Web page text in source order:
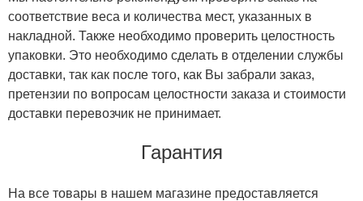
соответствие веса и количества мест, указанных в
накладной. Также необходимо проверить целостность
упаковки. Это необходимо сделать в отделении службы
доставки, так как после того, как Вы забрали заказ,
претензии по вопросам целостности заказа и стоимости
доставки перевозчик не принимает.
Гарантия
На все товары в нашем магазине предоставляется